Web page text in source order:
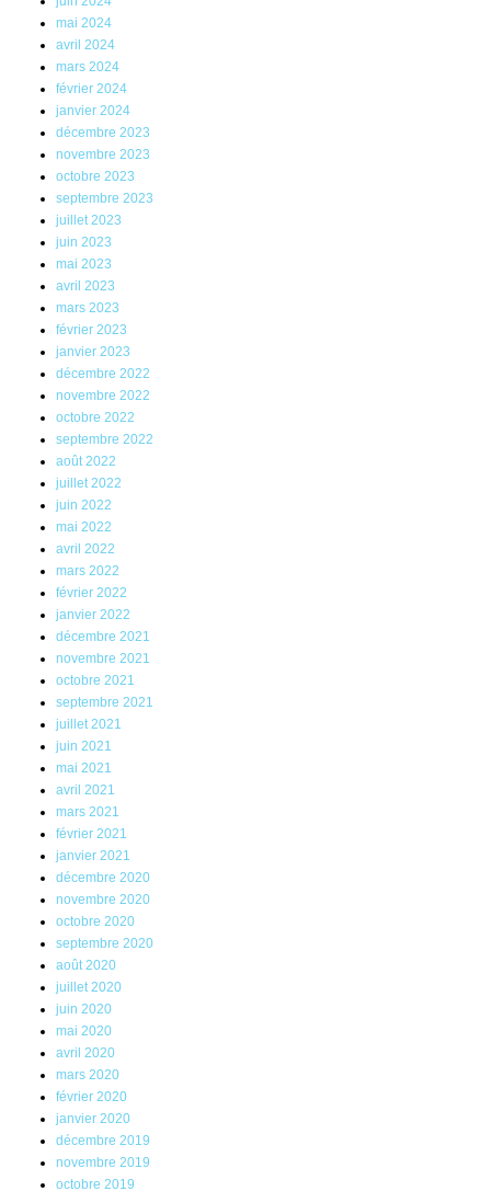
mai 2024
avril 2024
mars 2024
février 2024
janvier 2024
décembre 2023
novembre 2023
octobre 2023
septembre 2023
juillet 2023
juin 2023
mai 2023
avril 2023
mars 2023
février 2023
janvier 2023
décembre 2022
novembre 2022
octobre 2022
septembre 2022
août 2022
juillet 2022
juin 2022
mai 2022
avril 2022
mars 2022
février 2022
janvier 2022
décembre 2021
novembre 2021
octobre 2021
septembre 2021
juillet 2021
juin 2021
mai 2021
avril 2021
mars 2021
février 2021
janvier 2021
décembre 2020
novembre 2020
octobre 2020
septembre 2020
août 2020
juillet 2020
juin 2020
mai 2020
avril 2020
mars 2020
février 2020
janvier 2020
décembre 2019
novembre 2019
octobre 2019